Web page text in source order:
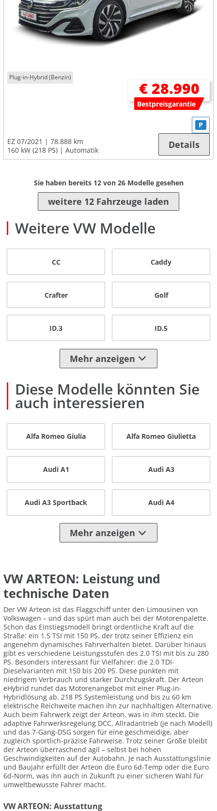
Plug-in-Hybrid (Benzin)
€ 28.990
Bestpreisgarantie
EZ 07/2021
78.888 km
160 kW (218 PS)
Automatik
P
Details
Sie haben bereits 12von 26Modelle gesehen
weitere 12 Fahrzeuge laden
Weitere VW Modelle
CC Caddy
Crafter Golf
ID.3 ID.5
Mehr anzeigen
Diese Modelle könnten Sie
auch interessieren
Alfa Romeo Giulia Alfa Romeo Giulietta
Audi A1 Audi A3
Audi A3 Sportback Audi A4
Mehr anzeigen
VW ARTEON: Leistung und
technische Daten
Der VW Arteon ist das Flaggschiff unter den Limousinen von
Volkswagen – und das spürt man auch bei der Motorenpalette.
Schon das Einstiegsmodell bringt ordentliche Kraft auf die
Straße: ein 1.5 TSI mit 150 PS, der trotz seiner Effizienz ein
angenehm dynamisches Fahrverhalten bietet. Darüber hinaus
gibt es verschiedene Leistungsstufen des 2.0 TSI mit bis zu 280
PS. Besonders interessant für Vielfahrer: die 2.0 TDI-
Dieselvarianten mit 150 bis 200 PS. Diese punkten mit
niedrigem Verbrauch und starker Durchzugskraft. Der Arteon
eHybrid rundet das Motorenangebot mit einer Plug-in-
Hybridlösung ab. 218 PS Systemleistung und bis zu 60 km
elektrische Reichweite machen ihn zur nachhaltigen Alternative.
Auch beim Fahrwerk zeigt der Arteon, was in ihm steckt. Die
adaptive Fahrwerksregelung DCC, Allradantrieb (je nach Modell)
und das 7-Gang-DSG sorgen für eine geschmeidige, aber
zugleich sportlich-präzise Fahrweise. Trotz seiner Größe bleibt
der Arteon überraschend agil – selbst bei hohen
Geschwindigkeiten auf der Autobahn. Je nach Ausstattungslinie
und Baujahr erfüllt der Arteon die Euro 6d-Temp oder die Euro
6d-Norm, was ihn auch in Zukunft zu einer sicheren Wahl für
umweltbewusste Fahrer macht.
VW ARTEON: Ausstattung